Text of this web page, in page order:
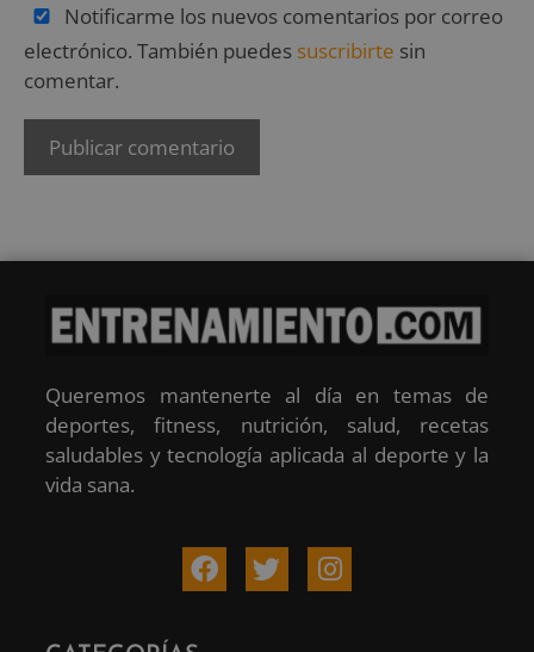
Notificarme los nuevos comentarios por correo
electrónico. También puedes suscribirte sin
comentar.
Queremos mantenerte al día en temas de
deportes, fitness, nutrición, salud, recetas
saludables y tecnología aplicada al deporte y la
vida sana.